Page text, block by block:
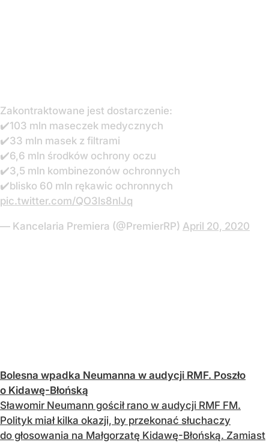
Zakontraktowane jest dostarczenie:
✔️103 mln maseczek medycznych
✔️33 mln masek z filtrami
✔️6,6 mln środków ochrony oczu
✔️3,5 mln kombinezonów ochronnych
✔️blisko 60 mln rękawic ochronnych
pic.twitter.com/QO3ls8nlJq
— Kancelaria Premiera (@PremierRP) April 20, 2020
Bolesna wpadka Neumanna w audycji RMF. Poszło
o Kidawę-Błońską
Sławomir Neumann gościł rano w audycji RMF FM.
Polityk miał kilka okazji, by przekonać słuchaczy
do głosowania na Małgorzatę Kidawę-Błońską. Zamiast